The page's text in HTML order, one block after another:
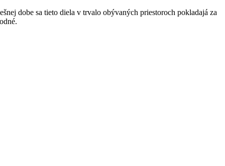
dobe sa tieto diela v trvalo obývaných priestoroch pokladajá za